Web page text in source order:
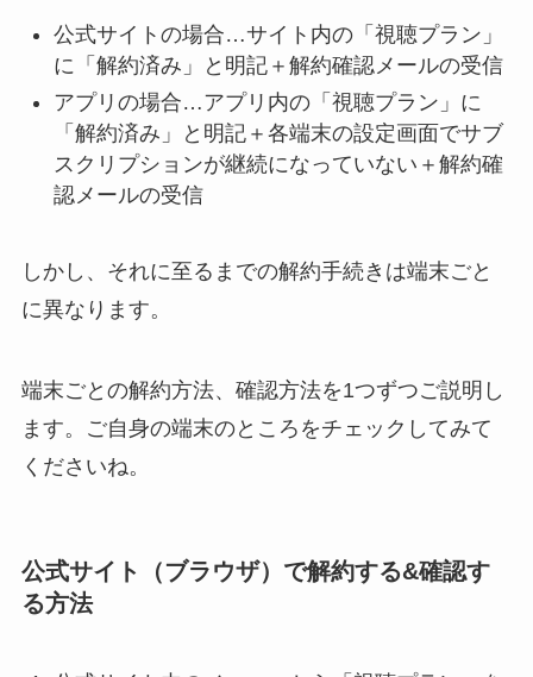
公式サイトの場合…サイト内の「視聴プラン」
に「解約済み」と明記＋解約確認メールの受信
アプリの場合…アプリ内の「視聴プラン」に
「解約済み」と明記＋各端末の設定画面でサブ
スクリプションが継続になっていない＋解約確
認メールの受信
しかし、それに至るまでの解約手続きは端末ごと
に異なります。
端末ごとの解約方法、確認方法を1つずつご説明し
ます。ご自身の端末のところをチェックしてみて
くださいね。
公式サイト（ブラウザ）で解約する&確認す
る方法